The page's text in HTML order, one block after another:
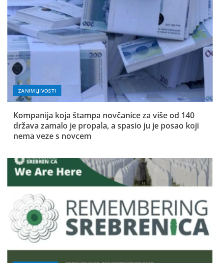
ZANIMLJIVOSTI
Kompanija koja štampa novčanice za više od 140
država zamalo je propala, a spasio ju je posao koji
nema veze s novcem